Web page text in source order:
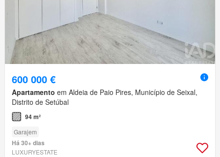
600 000 €
Apartamento em Aldeia de Paio Pires, Município de Seixal,
Distrito de Setúbal
94 m²
Garajem
Há 30+ dias
LUXURYESTATE